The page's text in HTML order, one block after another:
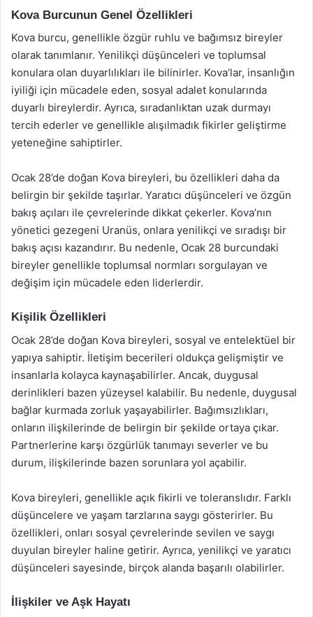
Kova Burcunun Genel Özellikleri
Kova burcu, genellikle özgür ruhlu ve bağımsız bireyler
olarak tanımlanır. Yenilikçi düşünceleri ve toplumsal
konulara olan duyarlılıkları ile bilinirler. Kova’lar, insanlığın
iyiliği için mücadele eden, sosyal adalet konularında
duyarlı bireylerdir. Ayrıca, sıradanlıktan uzak durmayı
tercih ederler ve genellikle alışılmadık fikirler geliştirme
yeteneğine sahiptirler.
Ocak 28’de doğan Kova bireyleri, bu özellikleri daha da
belirgin bir şekilde taşırlar. Yaratıcı düşünceleri ve özgün
bakış açıları ile çevrelerinde dikkat çekerler. Kova’nın
yönetici gezegeni Uranüs, onlara yenilikçi ve sıradışı bir
bakış açısı kazandırır. Bu nedenle, Ocak 28 burcundaki
bireyler genellikle toplumsal normları sorgulayan ve
değişim için mücadele eden liderlerdir.
Kişilik Özellikleri
Ocak 28’de doğan Kova bireyleri, sosyal ve entelektüel bir
yapıya sahiptir. İletişim becerileri oldukça gelişmiştir ve
insanlarla kolayca kaynaşabilirler. Ancak, duygusal
derinlikleri bazen yüzeysel kalabilir. Bu nedenle, duygusal
bağlar kurmada zorluk yaşayabilirler. Bağımsızlıkları,
onların ilişkilerinde de belirgin bir şekilde ortaya çıkar.
Partnerlerine karşı özgürlük tanımayı severler ve bu
durum, ilişkilerinde bazen sorunlara yol açabilir.
Kova bireyleri, genellikle açık fikirli ve toleranslıdır. Farklı
düşüncelere ve yaşam tarzlarına saygı gösterirler. Bu
özellikleri, onları sosyal çevrelerinde sevilen ve saygı
duyulan bireyler haline getirir. Ayrıca, yenilikçi ve yaratıcı
düşünceleri sayesinde, birçok alanda başarılı olabilirler.
İlişkiler ve Aşk Hayatı